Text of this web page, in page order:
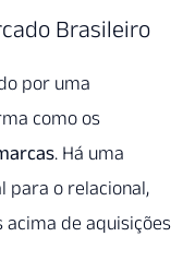
Brasileiro
por uma
como os
. Há uma
para o relacional,
acima de aquisições